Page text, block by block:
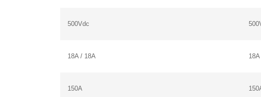
500Vdc
18A / 18A
150A
کے حل فراہم کرنے کے لیے یہاں موجود ہیں۔